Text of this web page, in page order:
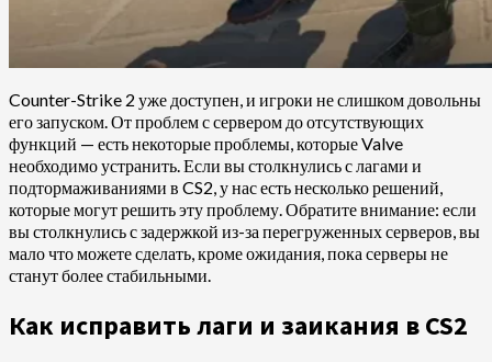
Counter-Strike 2 уже доступен, и игроки не слишком довольны
его запуском. От проблем с сервером до отсутствующих
функций — есть некоторые проблемы, которые Valve
необходимо устранить. Если вы столкнулись с лагами и
подтормаживаниями в CS2, у нас есть несколько решений,
которые могут решить эту проблему. Обратите внимание: если
вы столкнулись с задержкой из-за перегруженных серверов, вы
мало что можете сделать, кроме ожидания, пока серверы не
станут более стабильными.
Как исправить лаги и заикания в CS2